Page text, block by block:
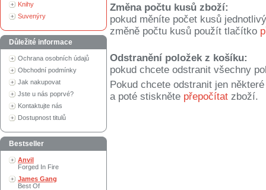
Knihy
Suvenýry
Důležité informace
Ochrana osobních údajů
Obchodní podmínky
Jak nakupovat
Jste u nás poprvé?
Kontaktujte nás
Dostupnost titulů
Bestseller
Anvil
Forged In Fire
James Gang
Best Of
Změna počtu kusů zboží:
pokud měníte počet kusů
změně počtu kusů použít tlačítko
Odstranění položek z košíku:
pokud chcete odstranit všechny
Pokud chcete odstranit jen
a poté stiskněte přepočítat zboží.